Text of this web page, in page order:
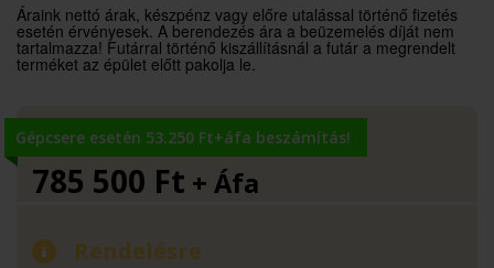
Áraink nettó árak, készpénz vagy előre utalással történő fizetés
esetén érvényesek. A berendezés ára a beüzemelés díját nem
tartalmazza! Futárral történő kiszállításnál a futár a megrendelt
terméket az épület előtt pakolja le.
Gépcsere esetén 53.250 Ft+áfa beszámítás!
785 500 Ft + Áfa
Rendelésre